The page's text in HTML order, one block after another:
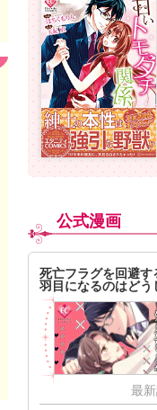
公式漫画
死亡フラグを回避す
羽目になるのはどう
最